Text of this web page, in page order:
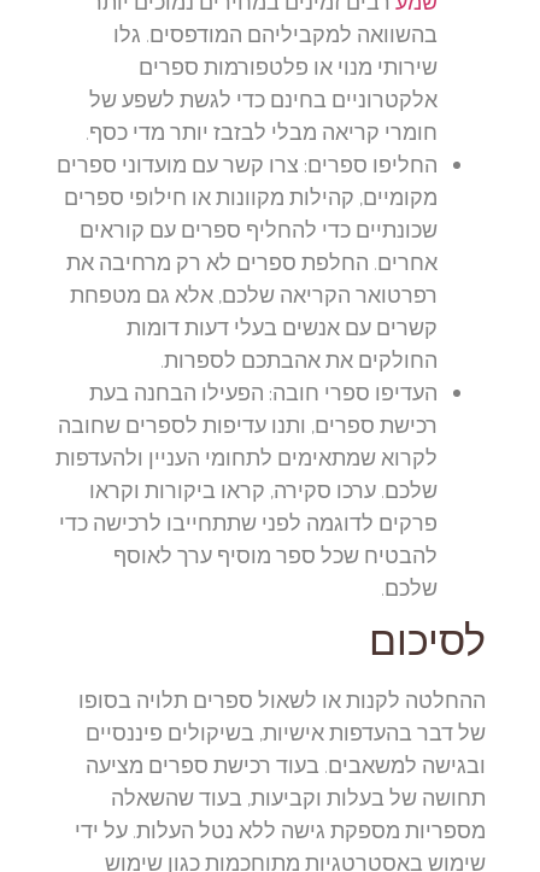
בהשוואה למקביליהם המודפסים. גלו
שירותי מנוי או פלטפורמות ספרים
אלקטרוניים בחינם כדי לגשת לשפע של
חומרי קריאה מבלי לבזבז יותר מדי כסף.
החליפו ספרים:צרו קשר עם מועדוני ספרים
מקומיים, קהילות מקוונות או חילופי ספרים
שכונתיים כדי להחליף ספרים עם קוראים
אחרים. החלפת ספרים לא רק מרחיבה את
רפרטואר הקריאה שלכם, אלא גם מטפחת
קשרים עם אנשים בעלי דעות דומות
החולקים את אהבתכם לספרות.
העדיפו ספרי חובה:הפעילו הבחנה בעת
רכישת ספרים, ותנו עדיפות לספרים שחובה
לקרוא שמתאימים לתחומי העניין ולהעדפות
שלכם. ערכו סקירה, קראו ביקורות וקראו
פרקים לדוגמה לפני שתתחייבו לרכישה כדי
להבטיח שכל ספר מוסיף ערך לאוסף
שלכם.
לסיכום
ההחלטה לקנות או לשאול ספרים תלויה בסופו
של דבר בהעדפות אישיות, בשיקולים פיננסיים
ובגישה למשאבים. בעוד רכישת ספרים מציעה
תחושה של בעלות וקביעות, בעוד שהשאלה
מספריות מספקת גישה ללא נטל העלות. על ידי
שימוש באסטרטגיות מתוחכמות כגון שימוש